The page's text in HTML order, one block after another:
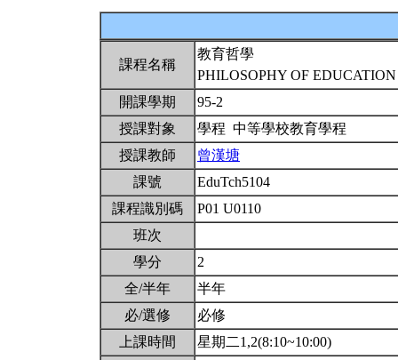
課程名稱
教育哲學
PHILOSOPHY OF
開課學期
95-2
授課對象
學程 中等學校教育學程
授課教師
曾漢塘
課號
EduTch5104
課程識別碼
P01 U0110
班次
學分
2
全/半年
半年
必/選修
必修
上課時間
星期二1,2(8:10~10:00)